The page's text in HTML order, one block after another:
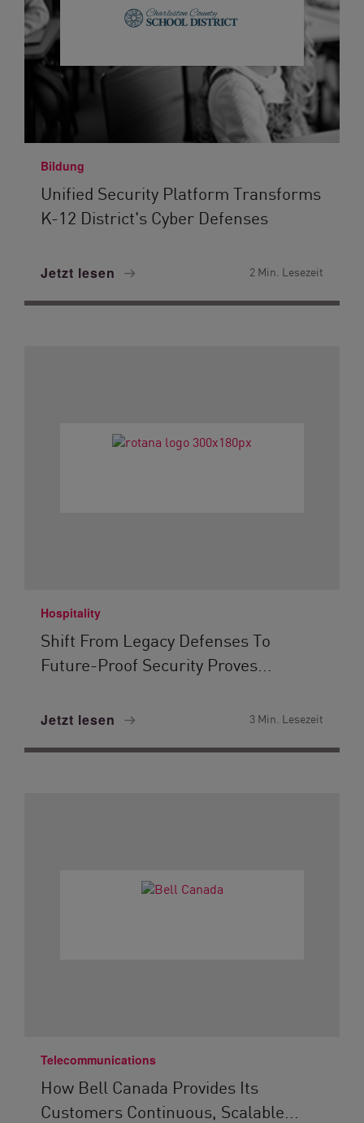
Bildung
Unified Security Platform Transforms
K-12 District's Cyber Defenses
Jetzt lesen 2 Min. Lesezeit
Hospitality
Shift From Legacy Defenses To
Future-Proof Security Proves...
Jetzt lesen 3 Min. Lesezeit
Telecommunications
How Bell Canada Provides Its
Customers Continuous, Scalable...